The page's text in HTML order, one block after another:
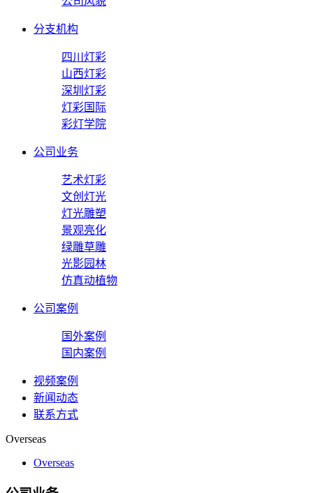
分支机构
四川灯彩
山西灯彩
深圳灯彩
灯彩国际
彩灯学院
公司业务
艺术灯彩
文创灯光
灯光雕塑
景观亮化
绿雕草雕
光影园林
仿真动植物
公司案例
国外案例
国内案例
视频案例
新闻动态
联系方式
Overseas
Overseas